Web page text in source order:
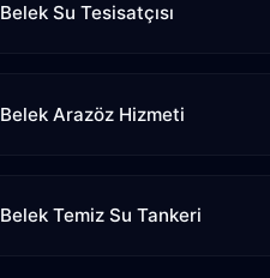
Belek Su Tesisatçısı
Belek Arazöz Hizmeti
Belek Temiz Su Tankeri